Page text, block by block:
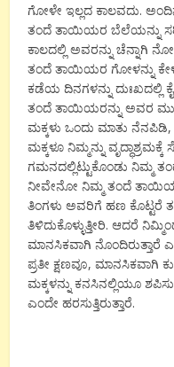
ಗೋಳೇ ಇಲ್ಲದ ಕಾಲವದು. ಅಂದಿನ
ತಂದೆ ತಾಯಿಯರ ಬೆಲೆಯನ್ನು
ಕಾಲದಲ್ಲಿ ಅವರನ್ನು ಚೆನ್ನಾಗಿ
ತಂದೆ ತಾಯಿಯರ ಗೋಳನ್ನು
ಕಡೆಯ ದಿನಗಳನ್ನು ದುಃಖದಲ್ಲಿ
ತಂದೆ ತಾಯಿಯರನ್ನು ಅವರ
ಮಕ್ಕಳು ಒಂದು ಮಾತು
ಮಕ್ಕಳೂ ನಿಮ್ಮನ್ನು ವೃದ್ಧಾಶ್ರಮಕ್ಕೆ
ಗಮನದಲ್ಲಿಟ್ಟುಕೊಂಡು ನಿಮ್ಮ
ನೀವೇನೋ ನಿಮ್ಮ ತಂದೆ
ತಿಂಗಳು ಅವರಿಗೆ ಹಣ ಕೊಟ್ಟರೆ
ತಿಳಿದುಕೊಳ್ಳುತ್ತೀರಿ. ಆದರೆ
ಮಾನಸಿಕವಾಗಿ
ಪ್ರತೀ ಕ್ಷಣವೂ, ಮಾನಸಿಕವಾಗಿ
ಮಕ್ಕಳನ್ನು ಕನಸಿನಲ್ಲಿಯೂ
ಎಂದೇ ಹರಸುತ್ತಿರುತ್ತಾರೆ.